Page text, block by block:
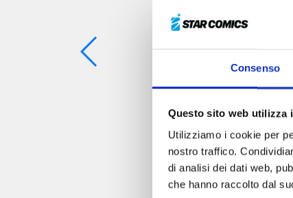
Consenso
Questo sito web utilizza
Utilizziamo i cookie per
nostro traffico.
di analisi dei dati web,
che hanno raccolto dal